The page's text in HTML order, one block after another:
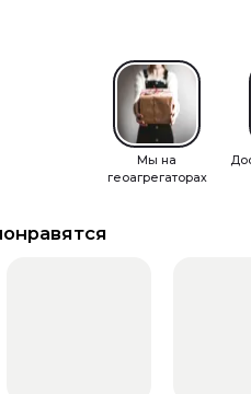
Мы на
геоагрегаторах